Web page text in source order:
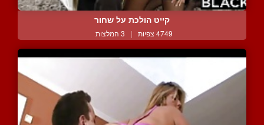
קייט הולכת על שחור
4749 צפיות | 3 המלצות